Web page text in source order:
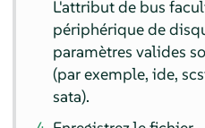
L'attribut de bus
périphérique de
paramètres valides
(par exemple, ide,
sata).